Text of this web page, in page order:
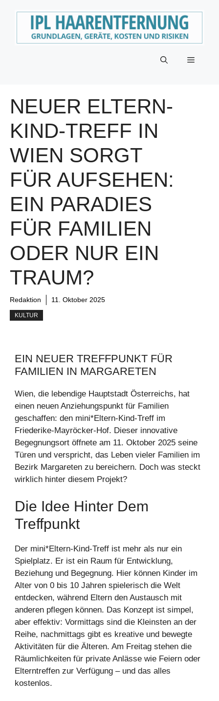
Menü
NEUER ELTERN-
KIND-TREFF IN
WIEN SORGT
FÜR AUFSEHEN:
EIN PARADIES
FÜR FAMILIEN
ODER NUR EIN
TRAUM?
Redaktion 11. Oktober 2025
KULTUR
EIN NEUER TREFFPUNKT FÜR
FAMILIEN IN MARGARETEN
Wien, die lebendige Hauptstadt Österreichs, hat
einen neuen Anziehungspunkt für Familien
geschaffen: den mini*Eltern-Kind-Treff im
Friederike-Mayröcker-Hof. Dieser innovative
Begegnungsort öffnete am 11. Oktober 2025 seine
Türen und verspricht, das Leben vieler Familien im
Bezirk Margareten zu bereichern. Doch was steckt
wirklich hinter diesem Projekt?
Die Idee Hinter Dem
Treffpunkt
Der mini*Eltern-Kind-Treff ist mehr als nur ein
Spielplatz. Er ist ein Raum für Entwicklung,
Beziehung und Begegnung. Hier können Kinder im
Alter von 0 bis 10 Jahren spielerisch die Welt
entdecken, während Eltern den Austausch mit
anderen pflegen können. Das Konzept ist simpel,
aber effektiv: Vormittags sind die Kleinsten an der
Reihe, nachmittags gibt es kreative und bewegte
Aktivitäten für die Älteren. Am Freitag stehen die
Räumlichkeiten für private Anlässe wie Feiern oder
Elterntreffen zur Verfügung – und das alles
kostenlos.